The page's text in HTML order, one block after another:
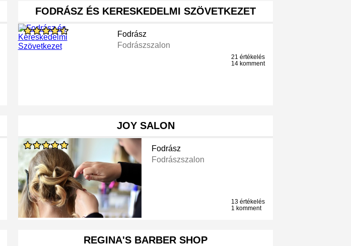
FODRÁSZ ÉS KERESKEDELMI SZÖVETKEZET
Fodrász
Fodrászszalon
21 értékelés
14 komment
JOY SALON
Fodrász
Fodrászszalon
13 értékelés
1 komment
REGINA'S BARBER SHOP